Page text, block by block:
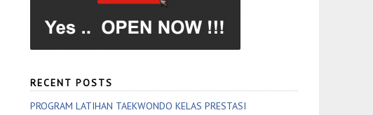
RECENT POSTS
PROGRAM LATIHAN TAEKWONDO KELAS PRESTASI